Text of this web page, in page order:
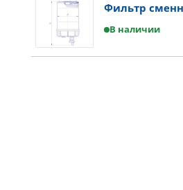
Фильтр
В наличии